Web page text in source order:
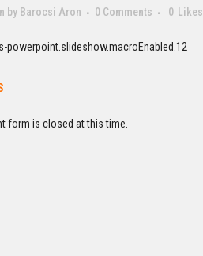
by Barocsi Aron 0 Comments 0 Likes
powerpoint.slideshow.macroEnabled.12
form is closed at this time.